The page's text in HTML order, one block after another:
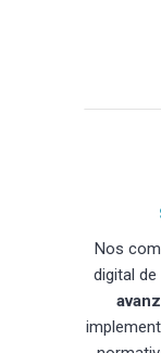
Nos
digital